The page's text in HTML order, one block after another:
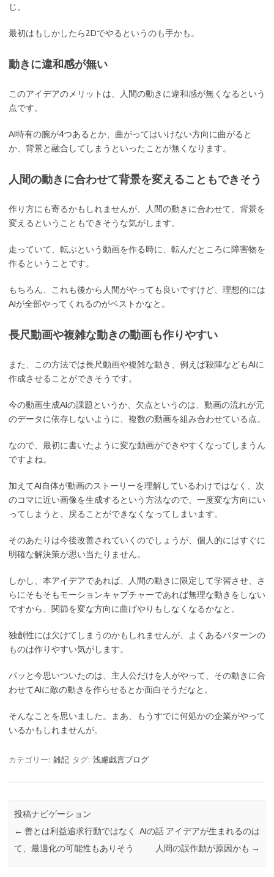
じ。
最初はもしかしたら2Dでやるというのも手かも。
動きに違和感が無い
このアイデアのメリットは、人間の動きに違和感が無くなるという
点です。
AI特有の腕が4つあるとか、曲がってはいけない方向に曲がると
か、背景と融合してしまうといったことが無くなります。
人間の動きに合わせて背景を変えることもできそう
作り方にも寄るかもしれませんが、人間の動きに合わせて、背景を
変えるということもできそうな気がします。
走っていて、転ぶという動画を作る時に、転んだところに障害物を
作るということです。
もちろん、これも後から人間がやっても良いですけど、理想的には
AIが全部やってくれるのがベストかなと。
長尺動画や複雑な動きの動画も作りやすい
また、この方法では長尺動画や複雑な動き、例えば殺陣などもAIに
作成させることができそうです。
今の動画生成AIの課題というか、欠点というのは、動画の流れが元
のデータに依存しないように、複数の動画を組み合わせている点。
なので、最初に書いたように変な動画ができやすくなってしまうん
ですよね。
加えてAI自体が動画のストーリーを理解しているわけではなく、次
のコマに近い画像を生成するという方法なので、一度変な方向にい
ってしまうと、戻ることができなくなってしまいます。
そのあたりは今後改善されていくのでしょうが、個人的にはすぐに
明確な解決策が思い当たりません。
しかし、本アイデアであれば、人間の動きに限定して学習させ、さ
らにそもそもモーションキャプチャーであれば無理な動きをしない
ですから、関節を変な方向に曲げやりもしなくなるかなと。
独創性には欠けてしまうのかもしれませんが、よくあるパターンの
ものは作りやすい気がします。
パッと今思いついたのは、主人公だけを人がやって、その動きに合
わせてAIに敵の動きを作らせるとか面白そうだなと。
そんなことを思いました。まあ、もうすでに何処かの企業がやって
いるかもしれませんが。
カテゴリー: 雑記 タグ: 浅慮戯言ブログ
投稿ナビゲーション
← 善とは利益追求行動ではなく
て、最適化の可能性もありそう
AIの話 アイデアが生まれるのは
人間の誤作動が原因かも →